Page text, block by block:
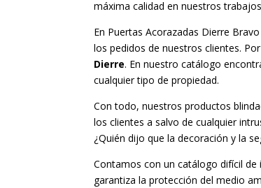
máxima calidad en nuestros
En Puertas Acorazadas Dierre
los pedidos de nuestros clientes.
Dierre. En nuestro catálogo
cualquier tipo de propiedad.
Con todo, nuestros productos
los clientes a salvo de cualquier
¿Quién dijo que la decoración y la
Contamos con un catálogo difícil
garantiza la protección del medio